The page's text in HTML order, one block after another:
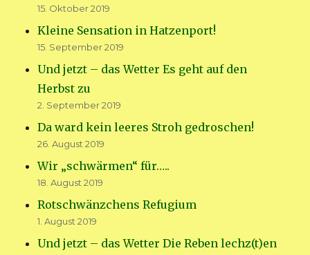
15. Oktober 2019
Kleine Sensation in Hatzenport!
15. September 2019
Und jetzt – das Wetter Es geht auf den
Herbst zu
2. September 2019
Da ward kein leeres Stroh gedroschen!
26. August 2019
Wir „schwärmen“ für…..
18. August 2019
Rotschwänzchens Refugium
1. August 2019
Und jetzt – das Wetter Die Reben lechz(t)en